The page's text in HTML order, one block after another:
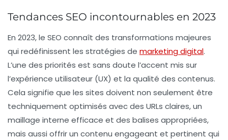
Tendances SEO incontournables en 2023
En 2023, le SEO connaît des transformations majeures
qui redéfinissent les stratégies de marketing digital.
L’une des priorités est sans doute l’accent mis sur
l’expérience utilisateur (UX) et la qualité des contenus.
Cela signifie que les sites doivent non seulement être
techniquement optimisés avec des URLs claires, un
maillage interne efficace et des balises appropriées,
mais aussi offrir un contenu engageant et pertinent qui